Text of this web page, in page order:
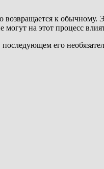
возвращается к обычному.
могут на этот процесс
его